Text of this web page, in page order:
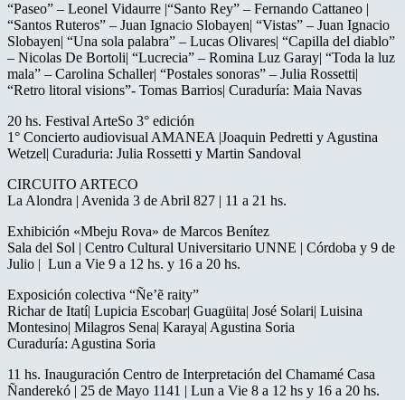
“Paseo” – Leonel Vidaurre |“Santo Rey” – Fernando Cattaneo |
“Santos Ruteros” – Juan Ignacio Slobayen| “Vistas” – Juan Ignacio
Slobayen| “Una sola palabra” – Lucas Olivares| “Capilla del diablo”
– Nicolas De Bortoli| “Lucrecia” – Romina Luz Garay| “Toda la luz
mala” – Carolina Schaller| “Postales sonoras” – Julia Rossetti|
“Retro litoral visions”- Tomas Barrios| Curaduría: Maia Navas
20 hs. Festival ArteSo 3° edición
1° Concierto audiovisual AMANEA |Joaquin Pedretti y Agustina
Wetzel| Curaduria: Julia Rossetti y Martin Sandoval
CIRCUITO ARTECO
La Alondra | Avenida 3 de Abril 827 | 11 a 21 hs.
Exhibición «Mbeju Rova» de Marcos Benítez
Sala del Sol | Centro Cultural Universitario UNNE | Córdoba y 9 de
Julio | Lun a Vie 9 a 12 hs. y 16 a 20 hs.
Exposición colectiva “Ñe’ẽ raity”
Richar de Itatí| Lupicia Escobar| Guagüita| José Solari| Luisina
Montesino| Milagros Sena| Karaya| Agustina Soria
Curaduría: Agustina Soria
11 hs. Inauguración Centro de Interpretación del Chamamé Casa
Ñanderekó | 25 de Mayo 1141 | Lun a Vie 8 a 12 hs y 16 a 20 hs.